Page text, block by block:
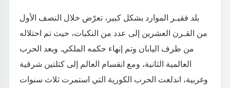
بلد فقيـر الموارد بشكل كبير، تعرّض خلال النصف الأول
من القـرن العشرين إلى عدد من النكبات، حيث تم احتلاله
من طرف اليابان وتم إنهاء حكمه الملكي. وبعد الحرب
العالمية الثانية، ومع انقسام العالم إلى كتلتين شرقية
وغربية، اندلعت الحرب الكورية التي استمرت ثلاث سنوات